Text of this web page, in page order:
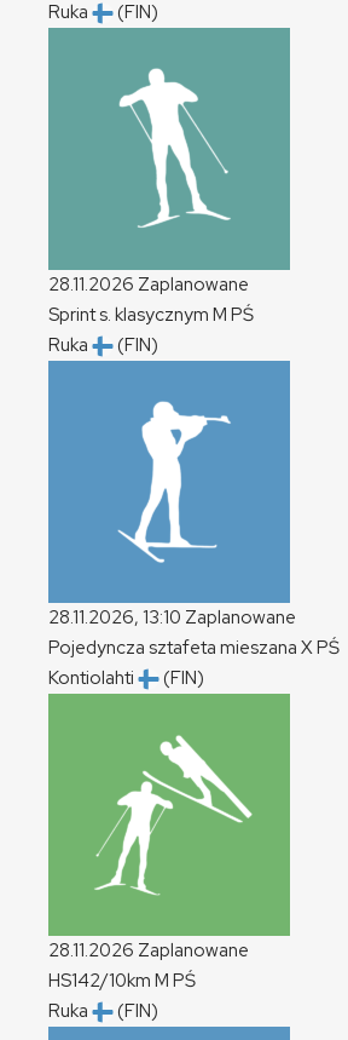
Ruka
(FIN)
28.11.2026 Zaplanowane
Sprint s. klasycznym M PŚ
Ruka
(FIN)
28.11.2026, 13:10 Zaplanowane
Pojedyncza sztafeta mieszana XPŚ
Kontiolahti
(FIN)
28.11.2026 Zaplanowane
HS142/10km M PŚ
Ruka
(FIN)